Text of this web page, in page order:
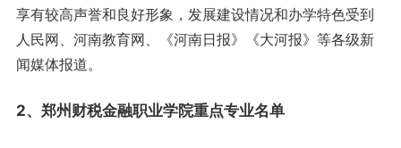
享有较高声誉和良好形象，发展建设情况和办学特色受到
人民网、河南教育网、《河南日报》《大河报》等各级新
闻媒体报道。
2、郑州财税金融职业学院重点专业名单